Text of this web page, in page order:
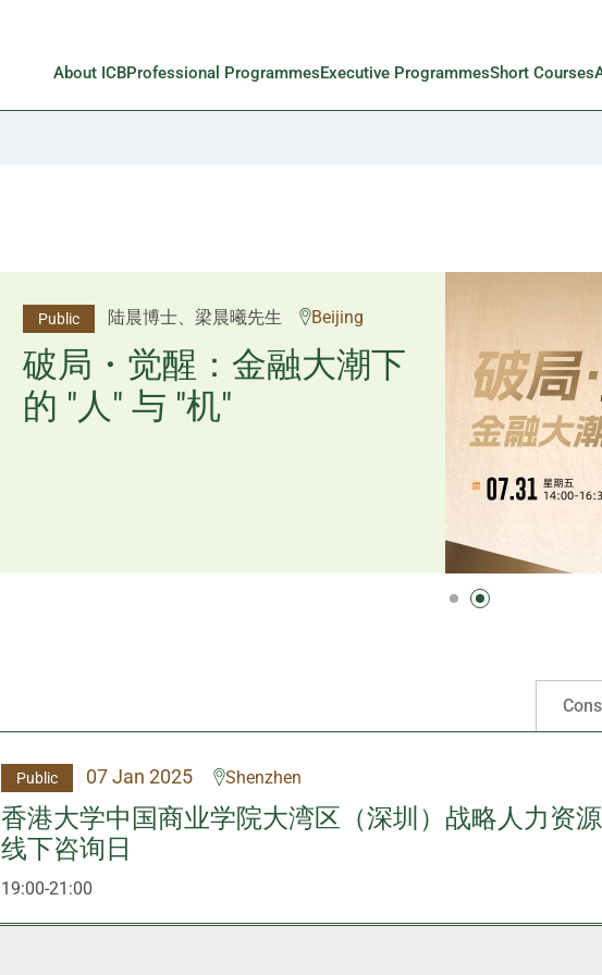
About ICBProfessional ProgrammesExecutive ProgrammesShort Courses
Public 杨文斌先生、邱良弼先生 Guangzhou
逻辑×算法：重塑资产配
置内核
Public 陆晨博士、梁晨曦先生 Beijing
破局・觉醒：金融大潮下
的 "人" 与 "机"
Public 07 Jan 2025 Shenzhen
香港大学中国商业学院大湾区（深圳）战略人力资
线下咨询日
19:00-21:00